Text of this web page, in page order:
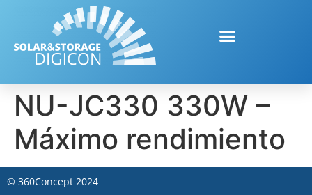
NU-JC330 330W –
Máximo rendimiento
© 360Concept 2024